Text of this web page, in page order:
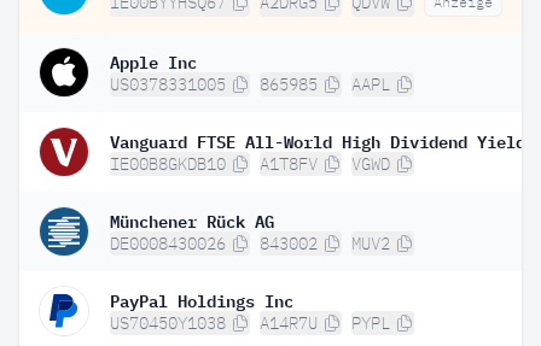
Apple Inc
US0378331005 865985 AAPL
IE00B8GKDB10 A1T8FV VGWD
Münchener Rück AG
DE0008430026 843002 MUV2
PayPal Holdings Inc
US70450Y1038 A14R7U PYPL